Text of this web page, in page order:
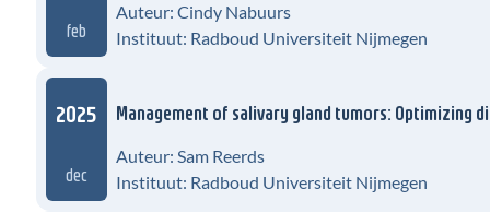
feb
Auteur: Cindy Nabuurs
Instituut: Radboud Universiteit Nijmegen
2025
dec
Management of salivary gland tumors: Optimizing
Auteur: Sam Reerds
Instituut: Radboud Universiteit Nijmegen